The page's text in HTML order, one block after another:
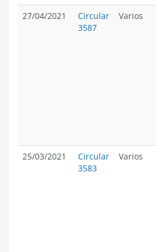
27/04/2021
Circular
3587
Varios
25/03/2021
Circular
3583
Varios